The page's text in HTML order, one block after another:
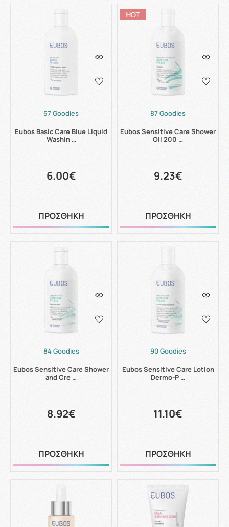
57 Goodies
Eubos Basic Care Blue Liquid
Washin …
6.00€
ΠΡΟΣΘΗΚΗ
87 Goodies
Eubos Sensitive Care Shower
Oil 200 …
9.23€
ΠΡΟΣΘΗΚΗ
84 Goodies
Eubos Sensitive Care Shower
and Cre …
8.92€
ΠΡΟΣΘΗΚΗ
90 Goodies
Eubos Sensitive Care Lotion
Dermo-P …
11.10€
ΠΡΟΣΘΗΚΗ